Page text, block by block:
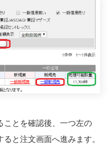
ことを確認後、一つ左の
ると注文画面へ進みます。